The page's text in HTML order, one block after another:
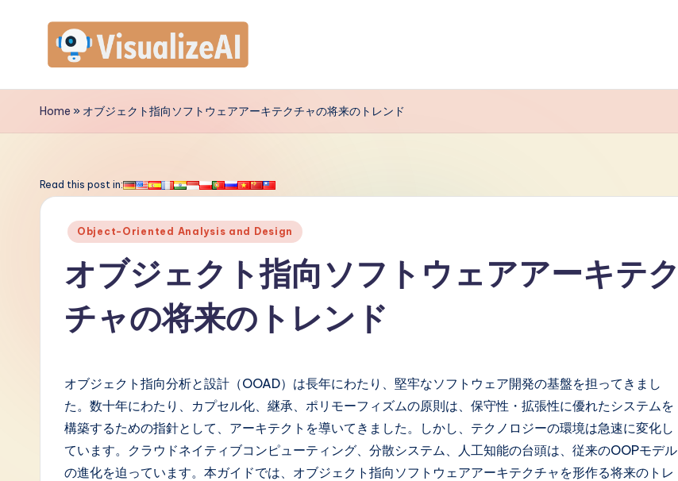
contentV
is
a
Home » オブジェクト指向ソフトウェアアーキテクチャの将来のトレンド
Read this post in:
Posted
Object-Oriented Analysis and Design
オブジェクト指向ソフトウェアアーキテク
チャの将来のトレンド
オブジェクト指向分析と設計（OOAD）は長年にわたり、堅牢なソフトウェア開発の基盤を担ってきまし
た。数十年にわたり、カプセル化、継承、ポリモーフィズムの原則は、保守性・拡張性に優れたシステムを
構築するための指針として、アーキテクトを導いてきました。しかし、テクノロジーの環境は急速に変化し
ています。クラウドネイティブコンピューティング、分散システム、人工知能の台頭は、従来のOOPモデル
の進化を迫っています。本ガイドでは、オブジェクト指向ソフトウェアアーキテクチャを形作る将来のトレ